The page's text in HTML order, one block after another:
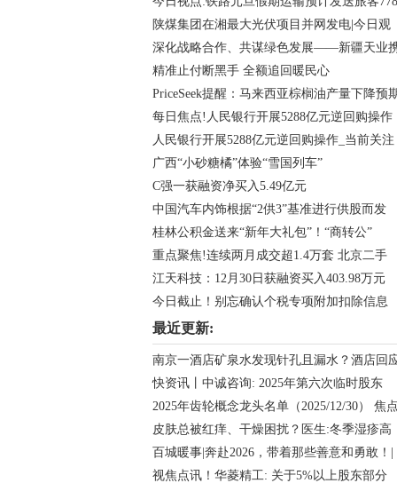
陕煤集团在湘最大光伏项目并网发电|今日观
深化战略合作、共谋绿色发展——新疆天业
精准止付断黑手 全额追回暖民心
PriceSeek提醒：马来西亚棕榈油产量下降预
每日焦点!人民银行开展5288亿元逆回购操作
人民银行开展5288亿元逆回购操作_当前关注
广西“小砂糖橘”体验“雪国列车”
C强一获融资净买入5.49亿元
中国汽车内饰根据“2供3”基准进行供股而发
桂林公积金送来“新年大礼包”！“商转公”
重点聚焦!连续两月成交超1.4万套 北京二手
江天科技：12月30日获融资买入403.98万元
今日截止！别忘确认个税专项附加扣除信息
最近更新:
南京一酒店矿泉水发现针孔且漏水？酒店回
快资讯丨中诚咨询: 2025年第六次临时股东
2025年齿轮概念龙头名单（2025/12/30） 焦
皮肤总被红痒、干燥困扰？医生:冬季湿疹高
百城暖事|奔赴2026，带着那些善意和勇敢！|
视焦点讯！华菱精工: 关于5%以上股东部分